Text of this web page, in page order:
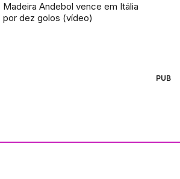
Madeira Andebol vence em Itália
por dez golos (vídeo)
PUB